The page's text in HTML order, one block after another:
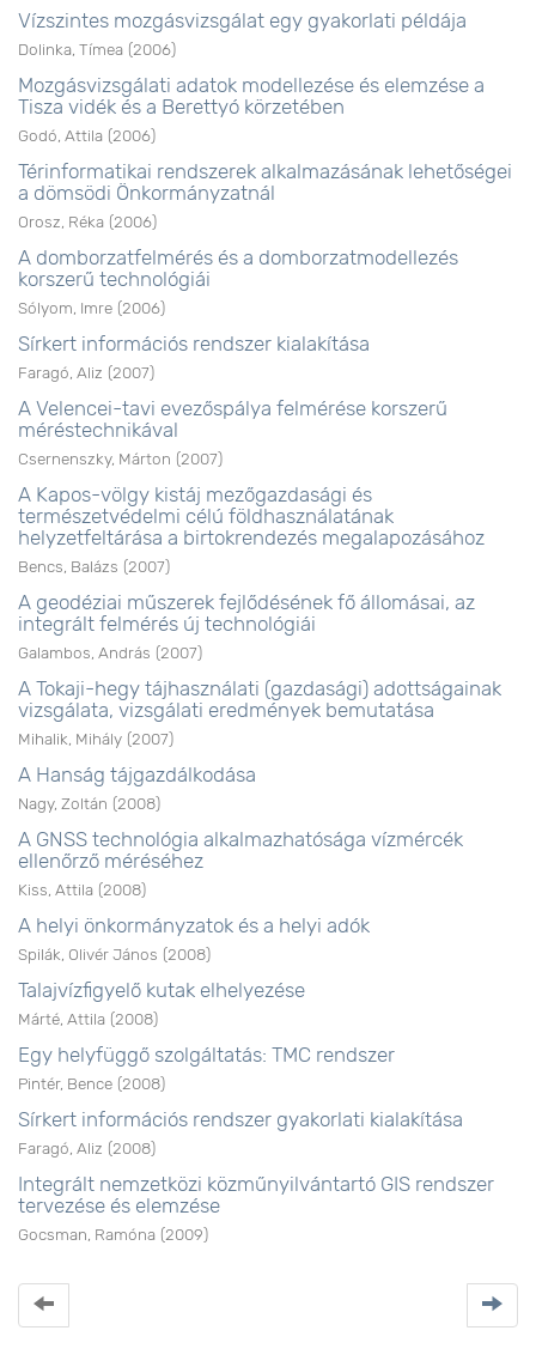
Vízszintes mozgásvizsgálat egy gyakorlati példája
Dolinka, Tímea (2006)
Mozgásvizsgálati adatok modellezése és elemzése a
Tisza vidék és a Berettyó körzetében
Godó, Attila (2006)
Térinformatikai rendszerek alkalmazásának lehetőségei
a dömsödi Önkormányzatnál
Orosz, Réka (2006)
A domborzatfelmérés és a domborzatmodellezés
korszerű technológiái
Sólyom, Imre (2006)
Sírkert információs rendszer kialakítása
Faragó, Aliz (2007)
A Velencei-tavi evezőspálya felmérése korszerű
méréstechnikával
Csernenszky, Márton (2007)
A Kapos-völgy kistáj mezőgazdasági és
természetvédelmi célú földhasználatának
helyzetfeltárása a birtokrendezés megalapozásához
Bencs, Balázs (2007)
A geodéziai műszerek fejlődésének fő állomásai, az
integrált felmérés új technológiái
Galambos, András (2007)
A Tokaji-hegy tájhasználati (gazdasági) adottságainak
vizsgálata, vizsgálati eredmények bemutatása
Mihalik, Mihály (2007)
A Hanság tájgazdálkodása
Nagy, Zoltán (2008)
A GNSS technológia alkalmazhatósága vízmércék
ellenőrző méréséhez
Kiss, Attila (2008)
A helyi önkormányzatok és a helyi adók
Spilák, Olivér János (2008)
Talajvízfigyelő kutak elhelyezése
Márté, Attila (2008)
Egy helyfüggő szolgáltatás: TMC rendszer
Pintér, Bence (2008)
Sírkert információs rendszer gyakorlati kialakítása
Faragó, Aliz (2008)
Integrált nemzetközi közműnyilvántartó GIS rendszer
tervezése és elemzése
Gocsman, Ramóna (2009)